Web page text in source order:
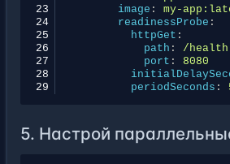
23
image :
my-
24
readinessProbe :
25
httpGet :
26
path :
/health
27
port :
8080
28
29
periodSeconds :
5. Настрой